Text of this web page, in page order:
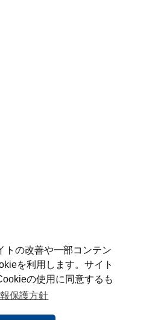
トの改善や一部コンテン
を利用します。サイト
の使用に同意するも
保護方針